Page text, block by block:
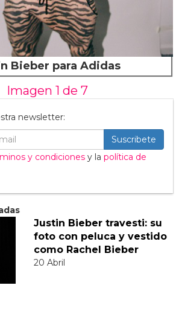
Bieber para Adidas
Imagen 1 de 7
newsletter:
Suscribete
y condiciones y la política de
Justin Bieber travesti: su
foto con peluca y vestido
como Rachel Bieber
20 Abril